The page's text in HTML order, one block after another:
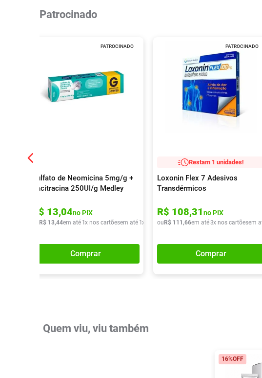
Patrocinado
PATROCINADO
Sulfato de Neomicina 5mg/g +
Bacitracina 250UI/g Medley
Dermatológica 15g
R$ 13,04no PIX
R$ 13,44em até 1x nos cartõesem até 1x de R$ 13,44
Comprar
PATROCINADO
Restam 1 unidades!
Loxonin Flex 7 Adesivos
Transdérmicos
R$ 108,31no PIX
ou R$ 111 ,66em até3x nos cartõesem
Comprar
Quem viu, viu também
16%OFF